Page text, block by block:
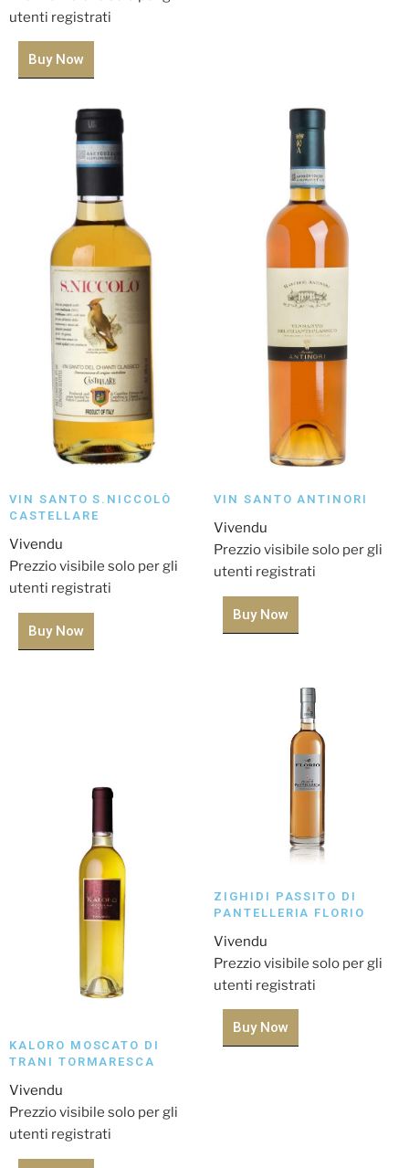
utenti registrati
Buy Now
VIN SANTO S.NICCOLÒ
CASTELLARE
Vivendu
Prezzio visibile solo per gli
utenti registrati
Buy Now
VIN SANTO ANTINORI
Vivendu
Prezzio visibile solo per gli
utenti registrati
Buy Now
KALORO MOSCATO DI
TRANI TORMARESCA
Vivendu
Prezzio visibile solo per gli
utenti registrati
ZIGHIDI PASSITO DI
PANTELLERIA FLORIO
Vivendu
Prezzio visibile solo per gli
utenti registrati
Buy Now